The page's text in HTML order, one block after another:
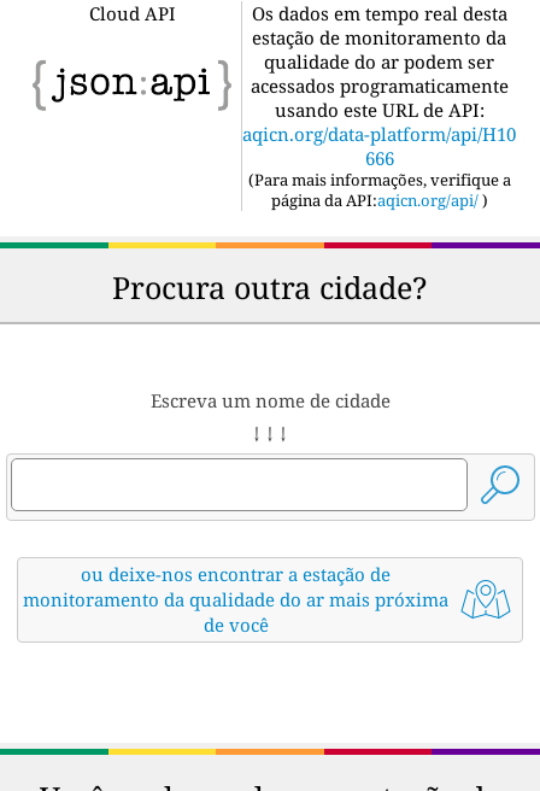
Cloud API
Os dados em tempo real desta
estação de monitoramento da
qualidade do ar podem ser
acessados programaticamente
usando este URL de API:
aqicn.org/data-platform/api/H10
666
(Para mais informações, verifique a
página da API:aqicn.org/api/ )
Procura outra cidade?
Escreva um nome de cidade
↓ ↓ ↓
ou deixe-nos encontrar a estação de
monitoramento da qualidade do ar mais próxima
de você